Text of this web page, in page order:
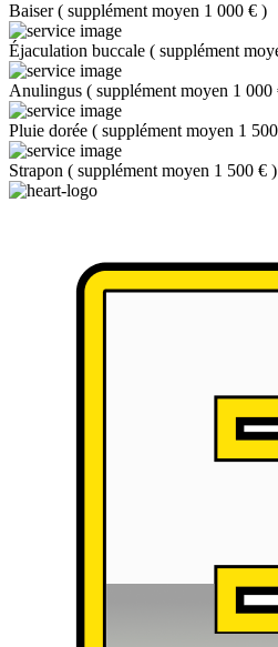
Baiser( supplément moyen 1 000 € )
Éjaculation buccale ( supplément
Anulingus ( supplément moyen 1 000
Pluie dorée ( supplément moyen 1
Strapon ( supplément moyen 1 500 € )